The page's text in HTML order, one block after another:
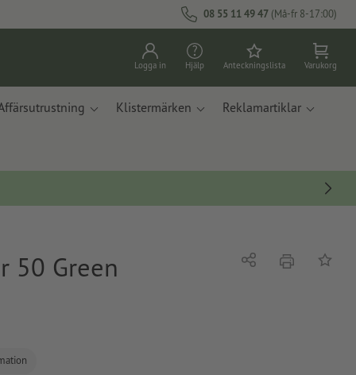
08 55 11 49 47 (Må-fr 8-17:00)
Logga in Hjälp Anteckningslista Varukorg
Klistermärken Reklamartiklar
50 Green
Dela erbjudande
På